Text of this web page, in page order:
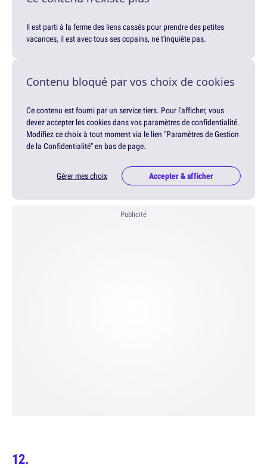
Il est parti à la ferme des liens cassés pour prendre des petites
vacances, il est avec tous ses copains, ne t'inquiète pas.
Contenu bloqué par vos choix de cookies
Ce contenu est fourni par un service tiers. Pour l'afficher, vous
devez accepter les cookies dans vos paramètres de confidentialité.
Modifiez ce choix à tout moment via le lien "Paramètres de Gestion
de la Confidentialité" en bas de page.
Gérer mes choix Accepter & afficher
Publicité